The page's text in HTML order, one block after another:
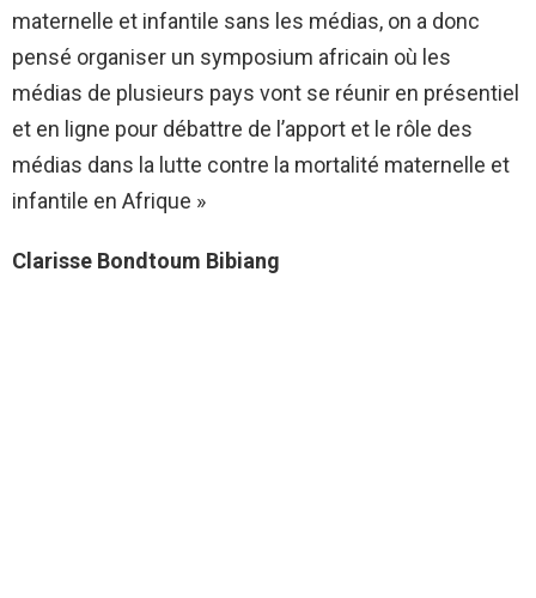
maternelle et infantile sans les médias, on a donc
pensé organiser un symposium africain où les
médias de plusieurs pays vont se réunir en présentiel
et en ligne pour débattre de l’apport et le rôle des
médias dans la lutte contre la mortalité maternelle et
infantile en Afrique »
Clarisse Bondtoum Bibiang